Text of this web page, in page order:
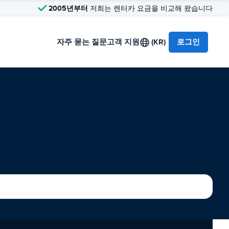
2005년부터 저희는 렌터카 요금을 비교해 왔습니다
자주 묻는 질문고객 지원 (KR) 로그인